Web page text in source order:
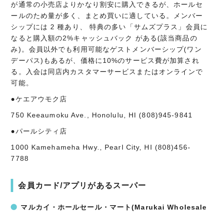
が通常の小売店よりかなり割安に購入できるが、ホールセ
ールのため量が多く、まとめ買いに適している。メンバー
シップには 2 種あり、 特典の多い「サムズプラス」会員に
なると購入額の2%キャッシュバック がある(該当商品の
み)。会員以外でも利用可能なゲストメンバーシップ(ワン
デーパス)もあるが、価格に10%のサービス費が加算され
る。入会は同店内カスタマーサービスまたはオンラインで
可能。
●ケエアウモク店
750 Keeaumoku Ave., Honolulu, HI (808)945-9841
●パールシティ店
1000 Kamehameha Hwy., Pearl City, HI (808)456-
7788
会員カード/アプリがあるスーパー
マルカイ・ホールセール・マート(Marukai Wholesale